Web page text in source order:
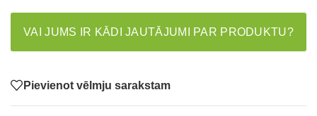
VAI JUMS IR KĀDI JAUTĀJUMI PAR PRODUKTU?
Pievienot vēlmju sarakstam